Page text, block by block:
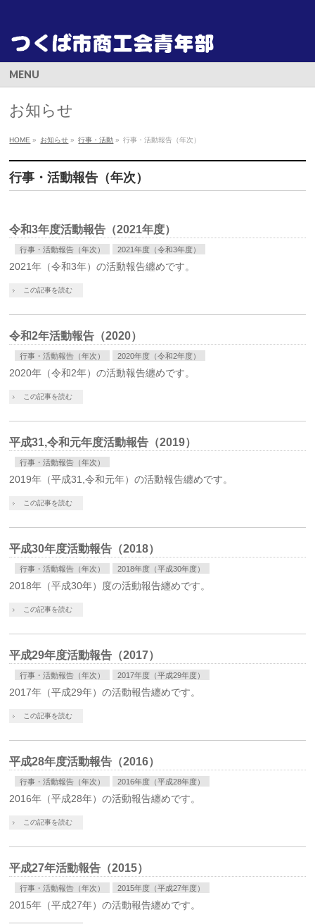
MENU
お知らせ
HOME » お知らせ » 行事・活動 » 行事・活動報告（年次）
行事・活動報告（年次）
令和3年度活動報告（2021年度）
行事・活動報告（年次） 2021年度（令和3年度）
2021年（令和3年）の活動報告纏めです。
この記事を読む
令和2年活動報告（2020）
行事・活動報告（年次） 2020年度（令和2年度）
2020年（令和2年）の活動報告纏めです。
この記事を読む
平成31,令和元年度活動報告（2019）
行事・活動報告（年次）
2019年（平成31,令和元年）の活動報告纏めです。
この記事を読む
平成30年度活動報告（2018）
行事・活動報告（年次） 2018年度（平成30年度）
2018年（平成30年）度の活動報告纏めです。
この記事を読む
平成29年度活動報告（2017）
行事・活動報告（年次） 2017年度（平成29年度）
2017年（平成29年）の活動報告纏めです。
この記事を読む
平成28年度活動報告（2016）
行事・活動報告（年次） 2016年度（平成28年度）
2016年（平成28年）の活動報告纏めです。
この記事を読む
平成27年活動報告（2015）
行事・活動報告（年次） 2015年度（平成27年度）
2015年（平成27年）の活動報告纏めです。